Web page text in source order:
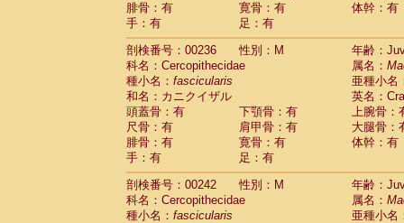
腓骨：有
寛骨：有
体幹：有
手：有
足：有
剖検番号：00236
性別：M
年齢：
科名：Cercopithecidae
属名：
種小名： fascicularis
亜種小名
和名：カニクイザル
英名：
頭蓋骨：有
下顎骨：有
上腕骨：
尺骨：有
肩甲骨：有
大腿骨：
腓骨：有
寛骨：有
体幹：有
手：有
足：有
剖検番号：00242
性別：M
年齢：
科名：Cercopithecidae
属名：
種小名： fascicularis
亜種小名